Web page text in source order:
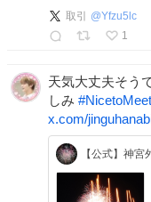
取引 @Yfzu5lc
1
天気大丈夫そう
しみ #
x.com/
【公式】神